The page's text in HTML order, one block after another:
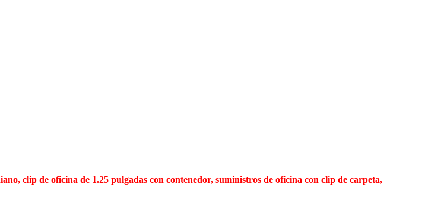
clip de oficina de 1.25 pulgadas con contenedor, suministros de oficina con clip de carpeta,